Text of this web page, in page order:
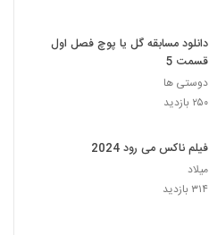
دانلود مسابقه گل یا پوچ فصل اول
قسمت 5
دوستی ها
۲۵۰ بازدید
فیلم ناکس می رود 2024
میلاد
۳۱۴ بازدید